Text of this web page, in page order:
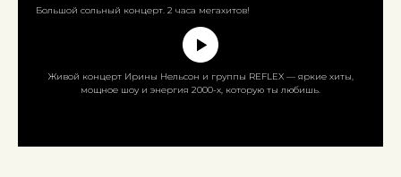
Живой концерт Ирины Нельсон и группы REFLEX — яркие хиты,
мощное шоу и энергия 2000-х, которую ты любишь.
Большой сольный концерт. 2 часа мегахитов!